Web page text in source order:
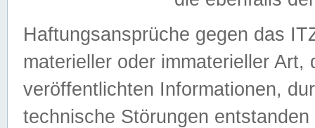
Haftungsansprüche gegen das
materieller oder immaterieller
veröffentlichten Informationen,
technische Störungen